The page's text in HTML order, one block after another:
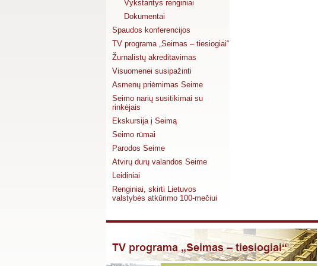
Vykstantys renginiai
Dokumentai
Spaudos konferencijos
TV programa „Seimas – tiesiogiai“
Žurnalistų akreditavimas
Visuomenei susipažinti
Asmenų priėmimas Seime
Seimo narių susitikimai su
rinkėjais
Ekskursija į Seimą
Seimo rūmai
Parodos Seime
Atvirų durų valandos Seime
Leidiniai
Renginiai, skirti Lietuvos
valstybės atkūrimo 100-mečiui